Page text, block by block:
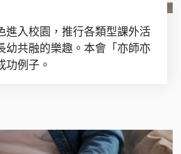
進入校園，推行各類型課外活
幼共融的樂趣。本會「亦師亦
功例子。